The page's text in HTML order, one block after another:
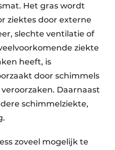
Het gras wordt
ziektes door externe
slechte ventilatie of
ziekte
heeft, is
door schimmels
Daarnaast
schimmelziekte,
zoveel mogelijk te